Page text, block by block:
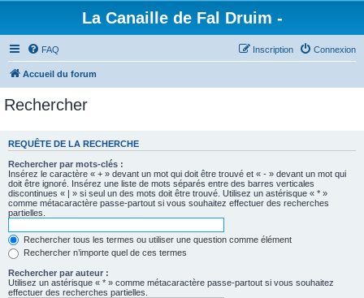
La Canaille de Fal Druim -
FAQ Connexion
Inscription
Accueil du forum
Rechercher
REQUÊTE DE LA RECHERCHE
Rechercher par mots-clés :
Insérez le caractère « + » devant un mot qui doit être trouvé et « - » devant un mot qui
doit être ignoré. Insérez une liste de mots séparés entre des barres verticales
discontinues « | » si seul un des mots doit être trouvé. Utilisez un astérisque « * »
comme métacaractère passe-partout si vous souhaitez effectuer des recherches
partielles.
Rechercher tous les termes ou utiliser une question comme élément
Rechercher n’importe quel de ces termes
Rechercher par auteur :
Utilisez un astérisque « * » comme métacaractère passe-partout si vous souhaitez
effectuer des recherches partielles.